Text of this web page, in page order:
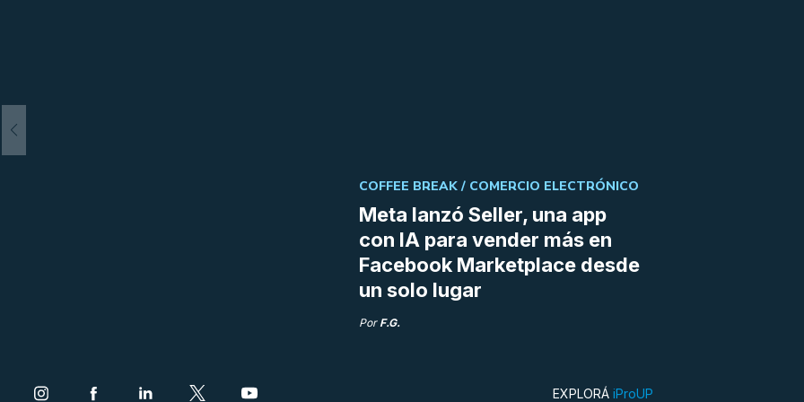
Meta lanzó Seller, una app
con IA para vender más en
Facebook Marketplace desde
un solo lugar
COFFEE BREAK / COMERCIO ELECTRÓNICO
Por F.G.
EXPLORÁ iProUP